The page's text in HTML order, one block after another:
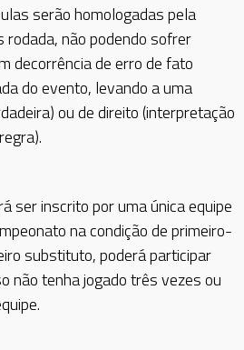
serão homologadas pela
rodada, não podendo sofrer
decorrência de erro de fato
do evento, levando a uma
ou de direito (interpretação
ser inscrito por uma única equipe
na condição de primeiro-
substituto, poderá participar
não tenha jogado três vezes ou